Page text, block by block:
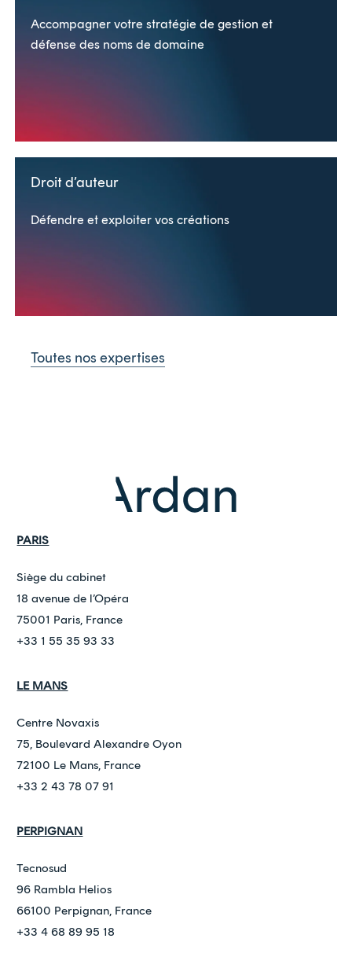
Accompagner votre stratégie de gestion et
défense des noms de domaine
Droit d’auteur
Défendre et exploiter vos créations
Toutes nos expertises
PARIS
Siège du cabinet
18 avenue de l’Opéra
75001 Paris, France
+33 1 55 35 93 33
LE MANS
Centre Novaxis
75, Boulevard Alexandre Oyon
72100 Le Mans, France
+33 2 43 78 07 91
PERPIGNAN
Tecnosud
96 Rambla Helios
66100 Perpignan, France
+33 4 68 89 95 18